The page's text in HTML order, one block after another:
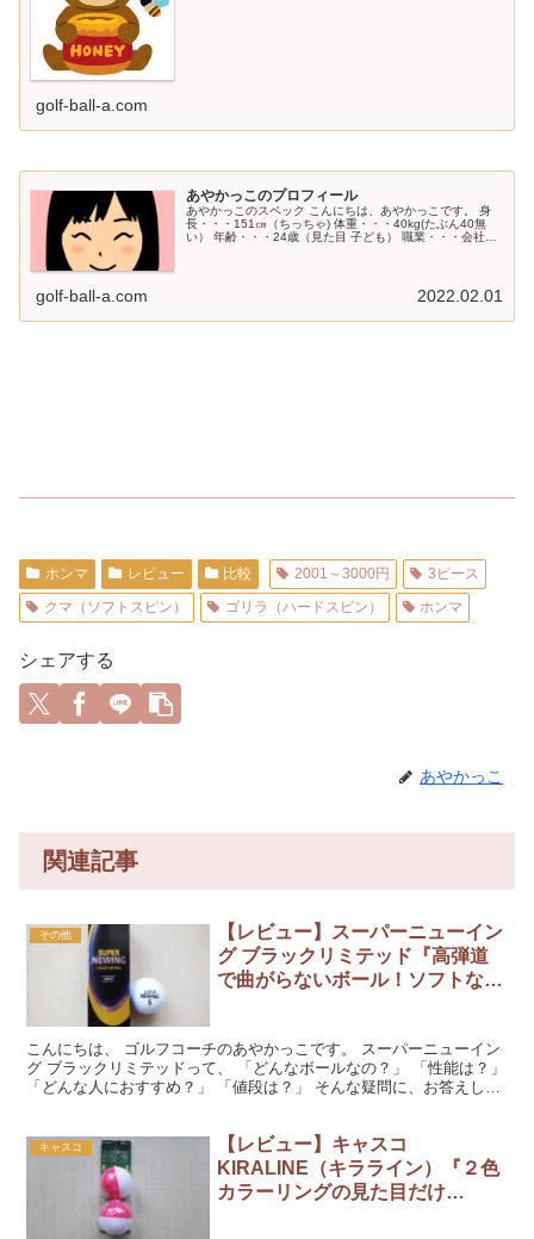
golf-ball-a.com
あやかっこのプロフィール
あやかっこのスペック こんにちは、あやかっこです。 身
長・・・151㎝（ちっちゃ) 体重・・・40kg(たぶん40無
い） 年齢・・・24歳（見た目 子ども） 職業・・・会社員
golf-ball-a.com 2022.02.01
ホンマ レビュー 比較 2001～3000円
3ピース
クマ（ソフトスピン）
ゴリラ（ハードスピン） ホンマ
シェアする
あやかっこ
関連記事
その他
【レビュー】スーパーニューイン
グ ブラックリミテッド『高弾道
で曲がらないボール！ソフトな打
こんにちは、 ゴルフコーチのあやかっこです。 スーパーニューイン
グ ブラックリミテッドって、 「どんなボールなの？」 「性能は？」
「どんな人におすすめ？」 「値段は？」 そんな疑問に、お答えしま
キャスコ
【レビュー】キャスコ
KIRALINE（キラライン）『２色
カラーリングの見た目だけ